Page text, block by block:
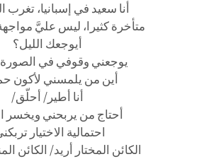
أنا سعيد في إسبانيا،
متأخرة كثيرا، ليس عليَّ مواجهة
أيوجعك الليل؟
يوجعني وقوفي في الصورة
أين من يلمسني لأكون
أنا أطير/ أحلّق/
أحتاج من يربحني ويخسر
احتمالية الاختيار
الكائن المختار أريد/ الكائن